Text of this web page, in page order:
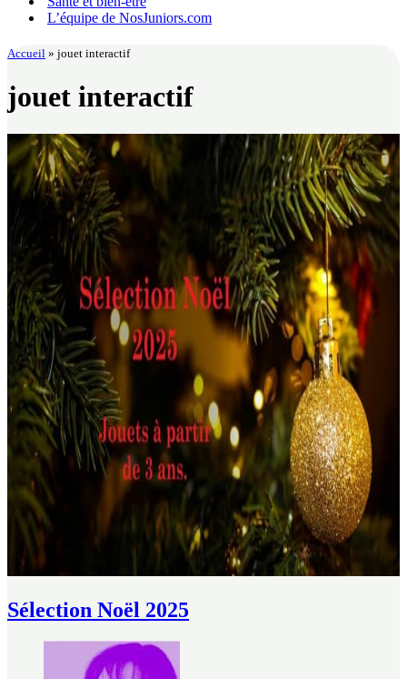
L’équipe de NosJuniors.com
Accueil » jouet interactif
jouet interactif
Sélection Noël 2025